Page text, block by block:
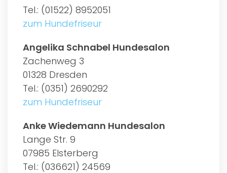
Tel.: (01522) 8952051
zum Hundefriseur
Angelika Schnabel Hundesalon
Zachenweg 3
01328 Dresden
Tel.: (0351) 2690292
zum Hundefriseur
Anke Wiedemann Hundesalon
Lange Str. 9
07985 Elsterberg
Tel.: (036621) 24569